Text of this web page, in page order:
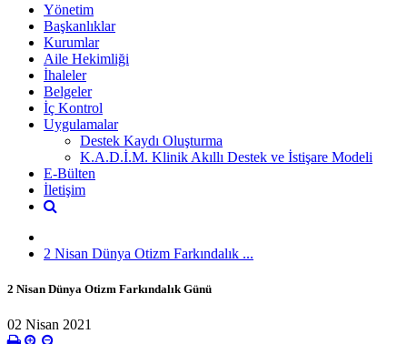
Yönetim
Başkanlıklar
Kurumlar
Aile Hekimliği
İhaleler
Belgeler
İç Kontrol
Uygulamalar
Destek Kaydı Oluşturma
K.A.D.İ.M. Klinik Akıllı Destek ve İstişare Modeli
E-Bülten
İletişim
2 Nisan Dünya Otizm Farkındalık ...
2 Nisan Dünya Otizm Farkındalık Günü
02 Nisan 2021